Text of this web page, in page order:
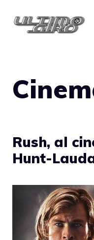
Rush, al
Hunt-